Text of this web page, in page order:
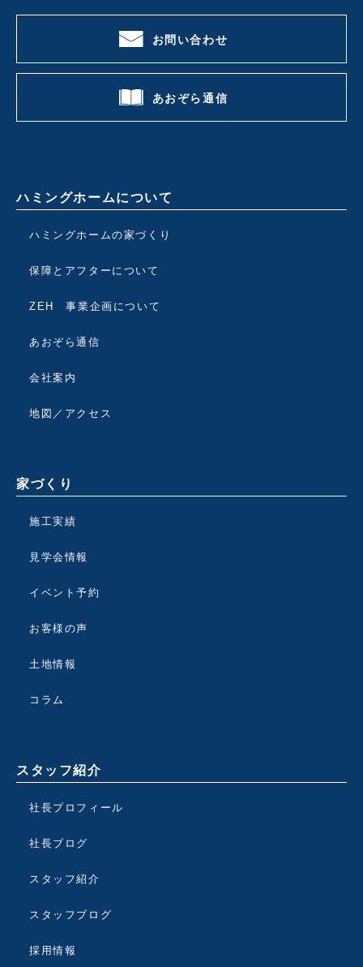
お問い合わせ
あおぞら通信
ハミングホームについて
ハミングホームの家づくり
保障とアフターについて
ZEH 事業企画について
あおぞら通信
会社案内
地図／アクセス
家づくり
施工実績
見学会情報
イベント予約
お客様の声
土地情報
コラム
スタッフ紹介
社長プロフィール
社長ブログ
スタッフ紹介
スタッフブログ
採用情報